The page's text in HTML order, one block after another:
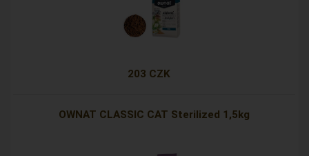
203 CZK
OWNAT CLASSIC CAT Sterilized 1,5kg